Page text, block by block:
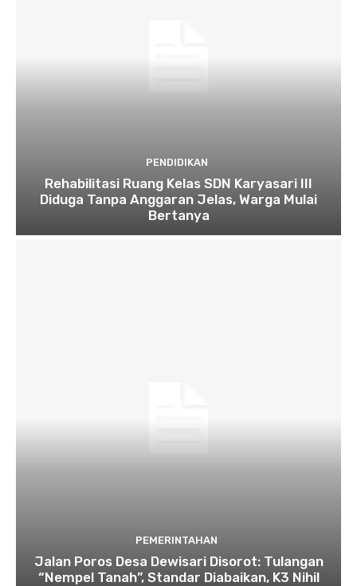
PENDIDIKAN
Rehabilitasi Ruang Kelas SDN Karyasari III
Diduga Tanpa Anggaran Jelas, Warga Mulai
Bertanya
PEMERINTAHAN
Jalan Poros Desa Dewisari Disorot: Tulangan
“Nempel Tanah”, Standar Diabaikan, K3 Nihil